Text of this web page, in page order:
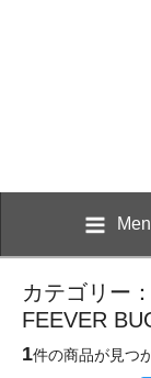
カテゴリー
FEEVER
1件の商品が見つ